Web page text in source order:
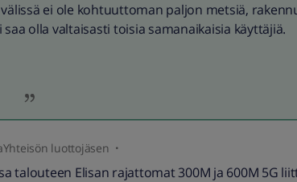
ei ole kohtuuttoman paljon metsiä,
saa olla valtaisasti toisia samanaikaisia käyttäjiä.
luottojäsen
talouteen Elisan rajattomat 300M ja 600M 5G